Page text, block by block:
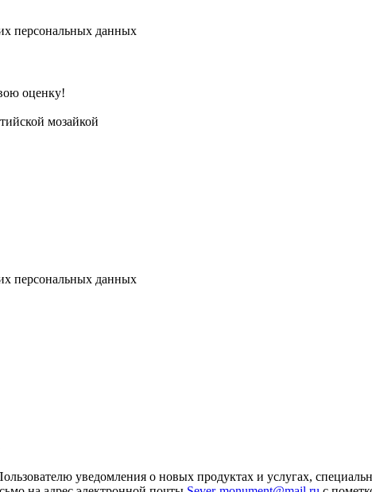
персональных данных
оценку!
мозайкой
персональных данных
уведомления о новых продуктах и услугах,